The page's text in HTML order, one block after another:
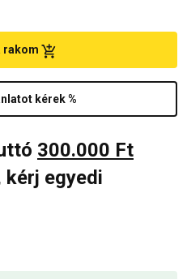
kérek %
rakom
300.000 Ft
kérj egyedi